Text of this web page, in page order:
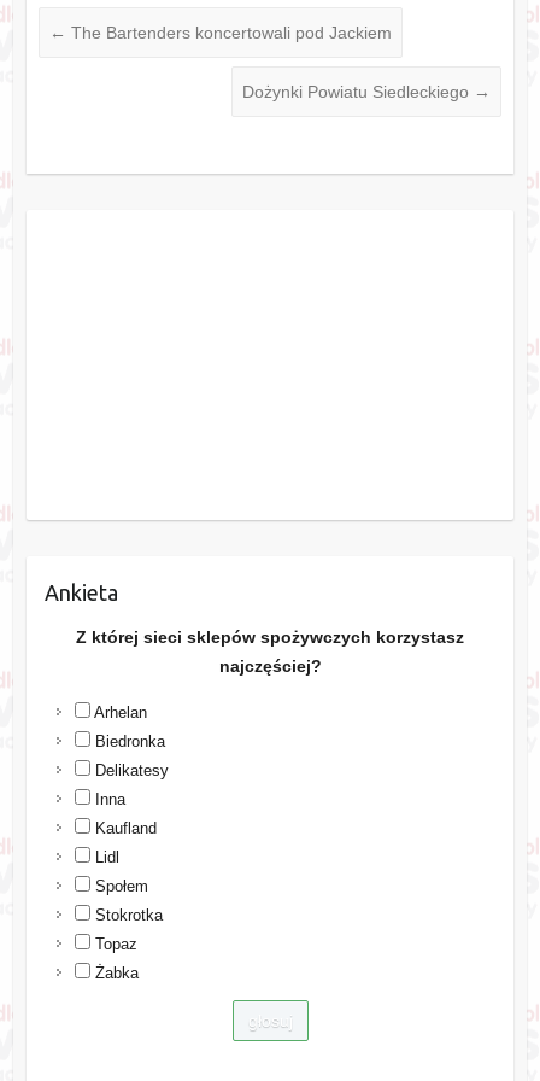
← The Bartenders koncertowali pod Jackiem
Dożynki Powiatu Siedleckiego →
Ankieta
Z której sieci sklepów spożywczych korzystasz
najczęściej?
Arhelan
Biedronka
Delikatesy
Inna
Kaufland
Lidl
Społem
Stokrotka
Topaz
Żabka